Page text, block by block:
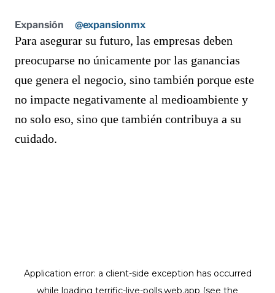
Expansión @expansionmx
Para asegurar su futuro, las empresas deben
preocuparse no únicamente por las ganancias
que genera el negocio, sino también porque este
no impacte negativamente al medioambiente y
no solo eso, sino que también contribuya a su
cuidado.